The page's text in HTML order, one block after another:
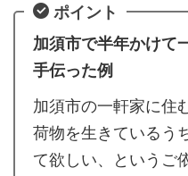
ポイント
加須市で半年かけて
手伝った例
加須市の一軒家に住
荷物を生きているう
て欲しい、というご